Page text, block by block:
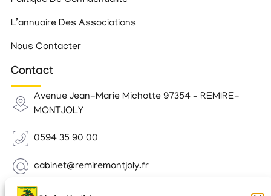
L’annuaire Des Associations
Nous Contacter
Contact
Avenue Jean-Marie Michotte 97354 – REMIRE-
MONTJOLY
0594 35 90 00
cabinet@remiremontjoly.fr
Newsletter